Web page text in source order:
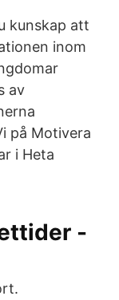
kunskap att
inom
av
på Motivera
i Heta
-